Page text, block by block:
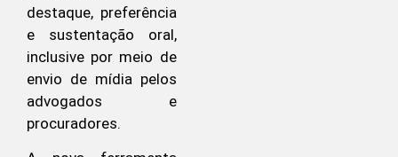
destaque, preferência
e sustentação oral,
inclusive por meio de
envio de mídia pelos
advogados e
procuradores.